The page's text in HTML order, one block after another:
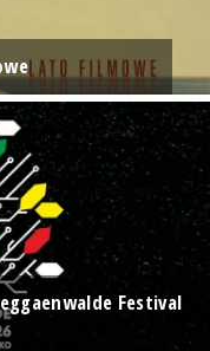
Festival